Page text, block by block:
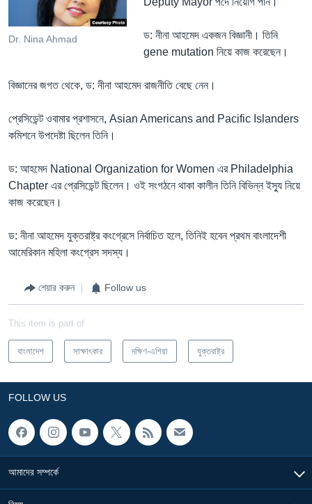
Dr. Nina Ahmad
​ড: নীনা আহমেদ একজন বিজ্ঞানী। তিনি
gene mutation নিয়ে কাজ করেছেন।
বিজ্ঞানের জগত থেকে, ড: নীনা আহমেদ রাজনীতি বেছে নেন।
প্রেসিডেন্ট ওবামার প্রশাসনে, Asian Americans and Pacific Islanders
কমিশনে উপদেষ্টা ছিলেন তিনি।
ড: আহমেদ National Organization for Women এর Philadelphia
Chapter এর প্রেসিডেন্ট ছিলেন। ওই সংগঠনে থাকা কালীন তিনি বিভিন্ন ইস্যু নিয়ে
কাজ করেছেন।
ড: নীনা আহমেদ যুক্তরাষ্ট্র কংগ্রেসে নির্বাচিত হলে, তিনিই হবেন প্রথম বাংলাদেশী
আমেরিকান মহিলা কংগ্রেস সদস্য।
শেয়ার করুন Follow us
This item is part of
বাংলাদেশ সাক্ষাৎকার দক্ষিণ-এশিয়া যুক্তরাষ্ট্র
FOLLOW US
আমাদের সম্পর্কে